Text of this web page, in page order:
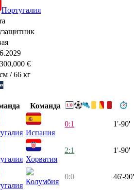
Португалия
€
/ 66 кг
Команда
Испания
0:1 1'-90'
Хорватия
2:1 1'-90'
Колумбия
0:0 46'-90'